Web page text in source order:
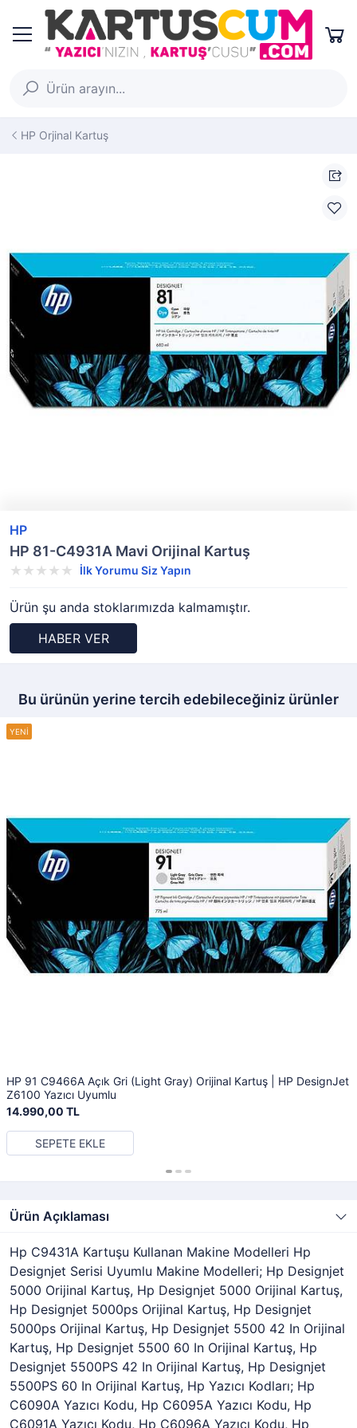
HP Orjinal Kartuş
HP
HP 81-C4931A Mavi Orijinal Kartuş
İlk Yorumu Siz Yapın
Ürün şu anda stoklarımızda kalmamıştır.
HABER VER
Bu ürünün yerine tercih edebileceğiniz ürünler
HP 91 C9466A Açık Gri (Light Gray) Orijinal Kartuş | HP DesignJet
Z6100 Yazıcı Uyumlu
14.990,00 TL
SEPETE EKLE
Ürün Açıklaması
Hp C9431A Kartuşu Kullanan Makine Modelleri Hp
Designjet Serisi Uyumlu Makine Modelleri; Hp Designjet
5000 Orijinal Kartuş, Hp Designjet 5000 Orijinal Kartuş,
Hp Designjet 5000ps Orijinal Kartuş, Hp Designjet
5000ps Orijinal Kartuş, Hp Designjet 5500 42 In Orijinal
Kartuş, Hp Designjet 5500 60 In Orijinal Kartuş, Hp
Designjet 5500PS 42 In Orijinal Kartuş, Hp Designjet
5500PS 60 In Orijinal Kartuş, Hp Yazıcı Kodları; Hp
C6090A Yazıcı Kodu, Hp C6095A Yazıcı Kodu, Hp
C6091A Yazıcı Kodu, Hp C6096A Yazıcı Kodu, Hp